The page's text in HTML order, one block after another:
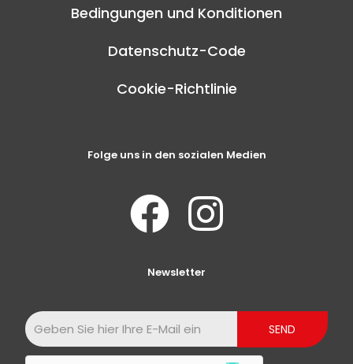
Bedingungen und Konditionen
Datenschutz-Code
Cookie-Richtlinie
Folge uns in den sozialen Medien
Newsletter